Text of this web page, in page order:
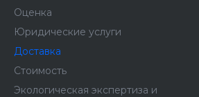
Оценка
Юридические услуги
Доставка
Стоимость
Экологическая экспертиза и